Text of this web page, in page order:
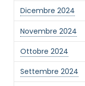
Dicembre 2024
Novembre 2024
Ottobre 2024
Settembre 2024